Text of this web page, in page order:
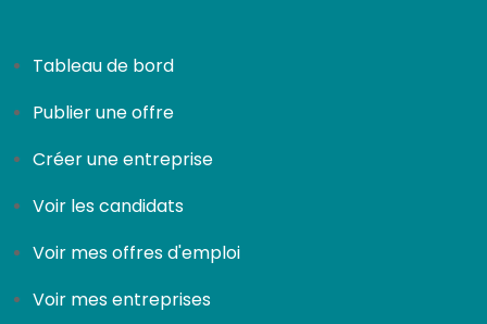
Tableau de bord
Publier une offre
Créer une entreprise
Voir les candidats
Voir mes offres d'emploi
Voir mes entreprises